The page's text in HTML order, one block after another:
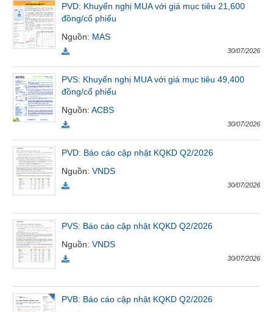
PVD: Khuyến nghị MUA với giá mục tiêu 21,600
đồng/cổ phiếu
Nguồn: MAS
30/07/2026
PVS: Khuyến nghị MUA với giá mục tiêu 49,400
đồng/cổ phiếu
Nguồn:ACBS
30/07/2026
PVD: Báo cáo cập nhật KQKD Q2/2026
Nguồn:VNDS
30/07/2026
PVS: Báo cáo cập nhật KQKD Q2/2026
Nguồn:VNDS
30/07/2026
PVB: Báo cáo cập nhật KQKD Q2/2026
TIỆN
ÍCH
BẤT
ĐỘNG
Mã
chứng
khoán
(-)
Tất cả
Lãnh
đạo
Tất cả Người nội bộ Người liên quan